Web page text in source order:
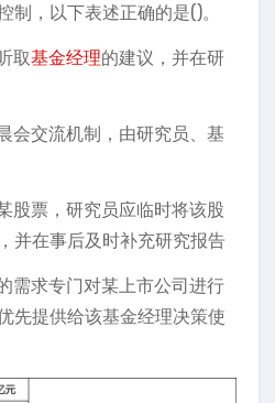
制，以下表述正确的是()。
取基金经理的建议，并在研
会交流机制，由研究员、基
股票，研究员应临时将该股
并在事后及时补充研究报告
需求专门对某上市公司进行
先提供给该基金经理决策使